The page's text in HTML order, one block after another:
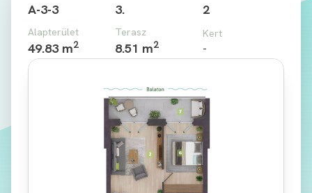
A-3-3 3. 2
Alapterület
49.83 m2
Terasz
8.51 m2
Kert
-